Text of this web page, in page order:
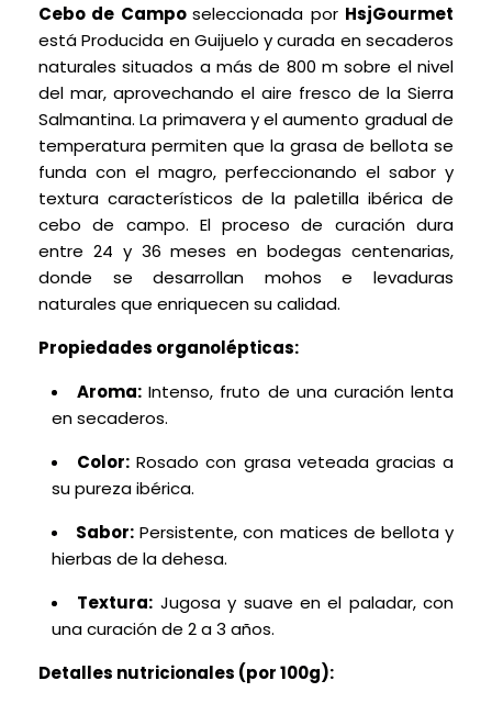
Cebo de Camposeleccionada por HsjGourmet
está Producida en Guijuelo y curada en secaderos
naturales situados a más de 800 m sobre el nivel
del mar, aprovechando el aire fresco de la Sierra
Salmantina. La primavera y el aumento gradual de
temperatura permiten que la grasa de bellota se
funda con el magro, perfeccionando el sabor y
textura característicos de la paletilla ibérica de
cebo de campo. El proceso de curación dura
entre 24 y 36 meses en bodegas centenarias,
donde se desarrollan mohos e levaduras
naturales que enriquecen su calidad.
Propiedades organolépticas:
Aroma: Intenso, fruto de una curación lenta
en secaderos.
Color: Rosado con grasa veteada gracias a
su pureza ibérica.
Sabor: Persistente, con matices de bellota y
hierbas de la dehesa.
Textura: Jugosa y suave en el paladar, con
una curación de 2 a 3 años.
Detalles nutricionales (por 100g):